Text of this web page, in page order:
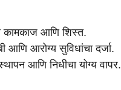
कामकाज आणि शिस्त.
आणि आरोग्य सुविधांचा दर्जा.
आणि निधीचा योग्य वापर.